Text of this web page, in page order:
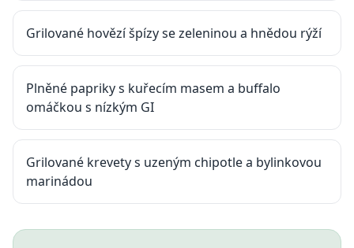
Grilované hovězí špízy se zeleninou a hnědou rýží
Plněné papriky s kuřecím masem a buffalo
omáčkou s nízkým GI
Grilované krevety s uzeným chipotle a bylinkovou
marinádou